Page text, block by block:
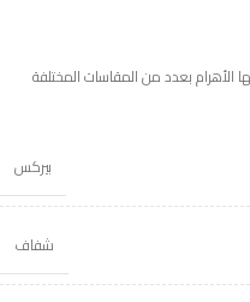
الأهرام بعدد من المقاسات المختلفة
بيركس
شفاف